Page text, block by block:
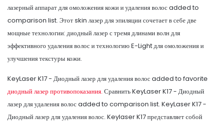
лазерный аппарат для омоложения кожи и удаления волос added to
comparison list. Этот skin лазер для эпиляции сочетает в себе две
мощные технологии: диодный лазер с тремя длинами волн для
эффективного удаления волос и технологию E-Light для омоложения и
улучшения текстуры кожи.
KeyLaser K17 - Диодный лазер для удаления волос added to favorite
диодный лазер противопоказания. Сравнить KeyLaser K17 - Диодный
лазер для удаления волос added to comparison list. KeyLaser K17 -
Диодный лазер для удаления волос. Keylaser K17 представляет собой